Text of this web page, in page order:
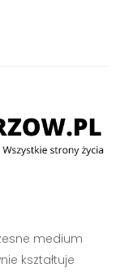
medium
kształtuje